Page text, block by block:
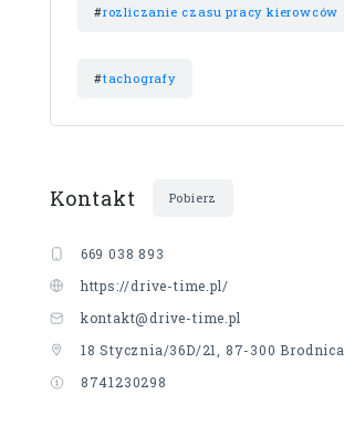
#rozliczanie czasu pracy kierowców
#tachografy
Kontakt Pobierz
669 038 893
https://drive-time.pl/
kontakt@drive-time.pl
18 Stycznia/36D/21, 87-300 Brodnica
8741230298